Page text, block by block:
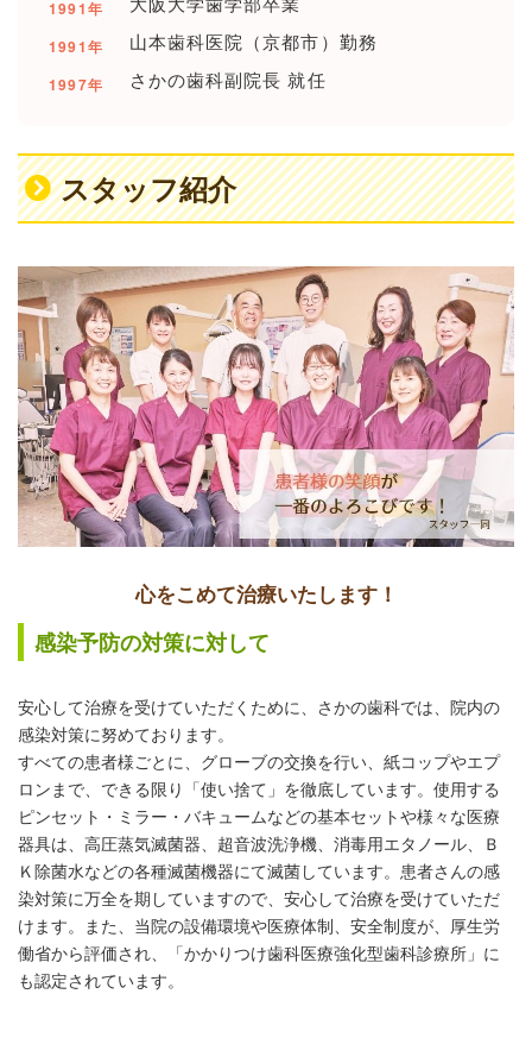
1991年
1991年 山本歯科医院（京都市）勤務
1997年 さかの歯科副院長 就任
スタッフ紹介
心をこめて治療いたします！
感染予防の対策に対して
安心して治療を受けていただくために、さかの歯科では、院内の
感染対策に努めております。
すべての患者様ごとに、グローブの交換を行い、紙コップやエプ
ロンまで、できる限り「使い捨て」を徹底しています。使用する
ピンセット・ミラー・バキュームなどの基本セットや様々な医療
器具は、高圧蒸気滅菌器、超音波洗浄機、消毒用エタノール、Ｂ
Ｋ除菌水などの各種滅菌機器にて滅菌しています。患者さんの感
染対策に万全を期していますので、安心して治療を受けていただ
けます。また、当院の設備環境や医療体制、安全制度が、厚生労
働省から評価され、「かかりつけ歯科医療強化型歯科診療所」に
も認定されています。